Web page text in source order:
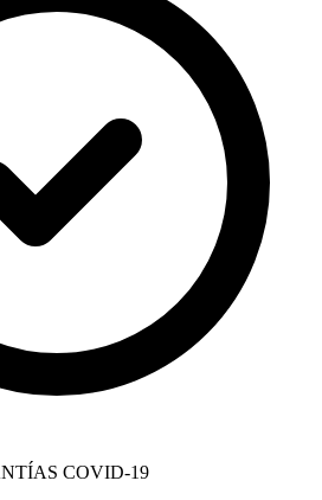
COVID-19